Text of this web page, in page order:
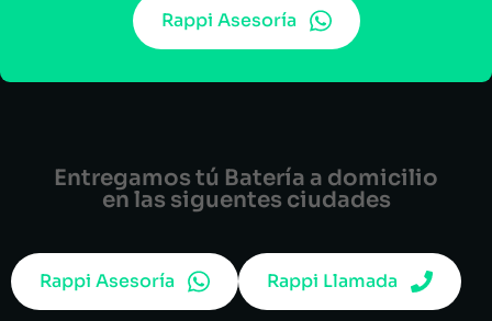
Rappi Asesoría
Entregamos tú Batería a domicilio
en las siguentes ciudades
Rappi Asesoría Rappi Llamada